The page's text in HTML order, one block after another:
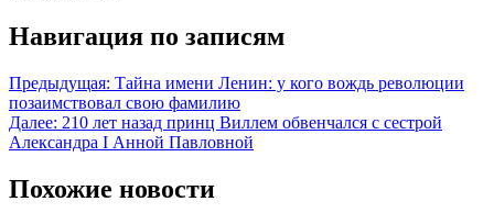
Навигация по записям
Предыдущая: Тайна имени Ленин: у кого вождь революции
позаимствовал свою фамилию
Далее: 210 лет назад принц Виллем обвенчался с сестрой
Александра I Анной Павловной
Похожие новости